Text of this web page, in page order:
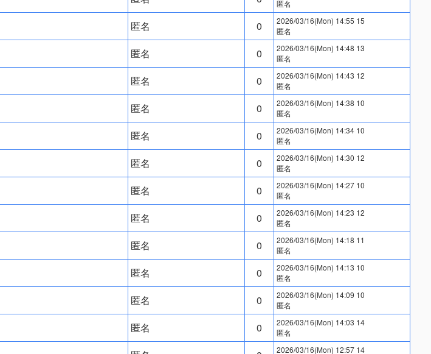
匿名
匿名 0
2026/03/16(Mon) 14:55 15
匿名
匿名 0
2026/03/16(Mon) 14:48 13
匿名
匿名 0
2026/03/16(Mon) 14:43 12
匿名
匿名 0
2026/03/16(Mon) 14:38 10
匿名
匿名 0
2026/03/16(Mon) 14:34 10
匿名
匿名 0
2026/03/16(Mon) 14:30 12
匿名
匿名 0
2026/03/16(Mon) 14:27 10
匿名
匿名 0
2026/03/16(Mon) 14:23 12
匿名
匿名 0
2026/03/16(Mon) 14:18 11
匿名
匿名 0
2026/03/16(Mon) 14:13 10
匿名
匿名 0
2026/03/16(Mon) 14:09 10
匿名
匿名 0
2026/03/16(Mon) 14:03 14
匿名
2026/03/16(Mon) 12:57 14